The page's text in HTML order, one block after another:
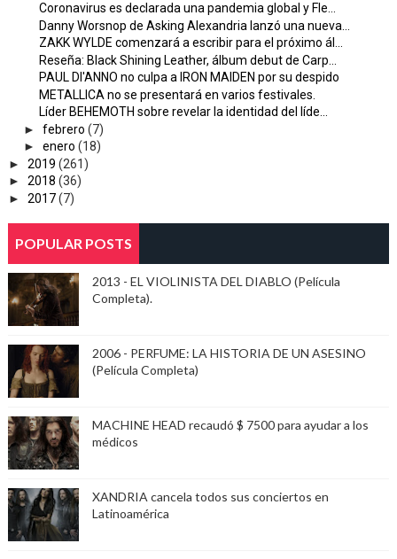
Coronavirus es declarada una pandemia global y Fle...
Danny Worsnop de Asking Alexandria lanzó una nueva...
ZAKK WYLDE comenzará a escribir para el próximo ál...
Reseña: Black Shining Leather, álbum debut de Carp...
PAUL DI'ANNO no culpa a IRON MAIDEN por su despido
METALLICA no se presentará en varios festivales.
Líder BEHEMOTH sobre revelar la identidad del líde...
► febrero (7)
► enero (18)
► 2019 (261)
► 2018 (36)
► 2017(7)
POPULAR POSTS
2013 - EL VIOLINISTA DEL DIABLO (Película
Completa).
2006 - PERFUME: LA HISTORIA DE UN ASESINO
(Película Completa)
MACHINE HEAD recaudó $ 7500 para ayudar a los
médicos
XANDRIA cancela todos sus conciertos en
Latinoamérica